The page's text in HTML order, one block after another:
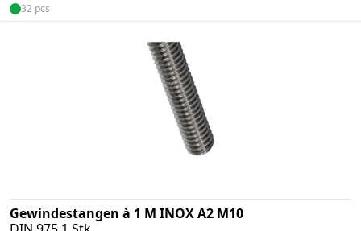
32 pcs
Gewindestangen à 1 M INOX A2 M10